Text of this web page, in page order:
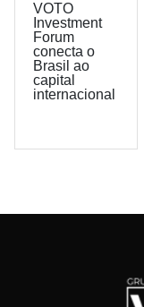
VOTO
Investment
Forum
conecta o
Brasil ao
capital
internacional